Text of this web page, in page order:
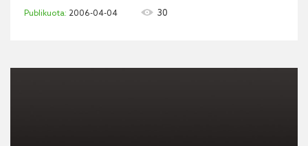
2006-04-04 30